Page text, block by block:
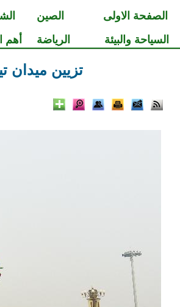
الصفحة الاولى الصين
السياحة والبيئة
الرياضة أهم
تزيين ميدان